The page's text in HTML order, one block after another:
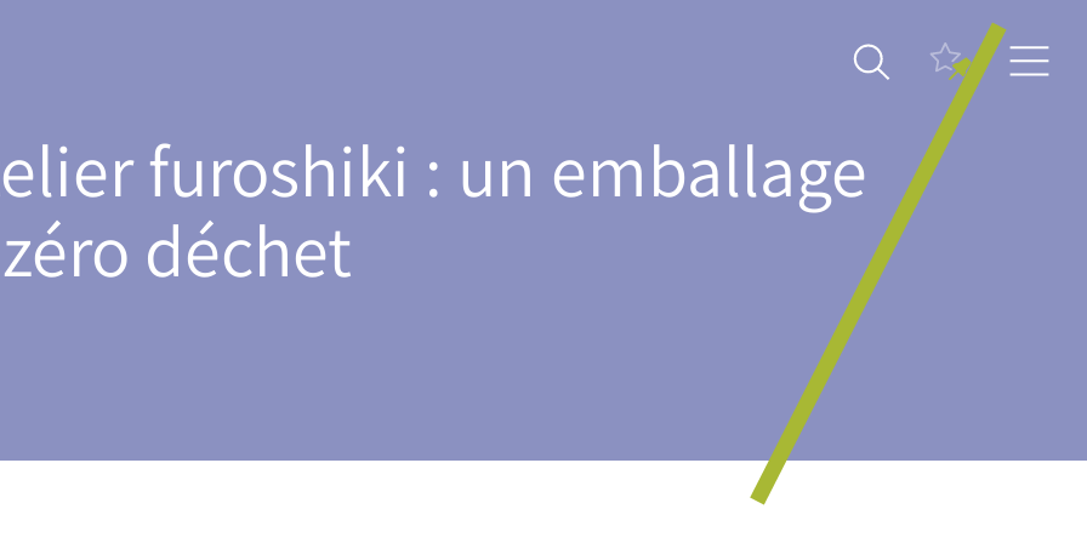
furoshiki : un emballage
déchet